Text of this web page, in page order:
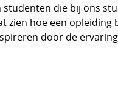
studenten die bij ons
zien hoe een
door de